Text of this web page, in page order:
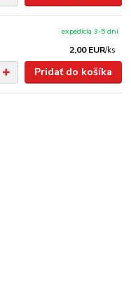
2,00 EUR/ks
expedícia 3-5 dní
Pridať do košíka